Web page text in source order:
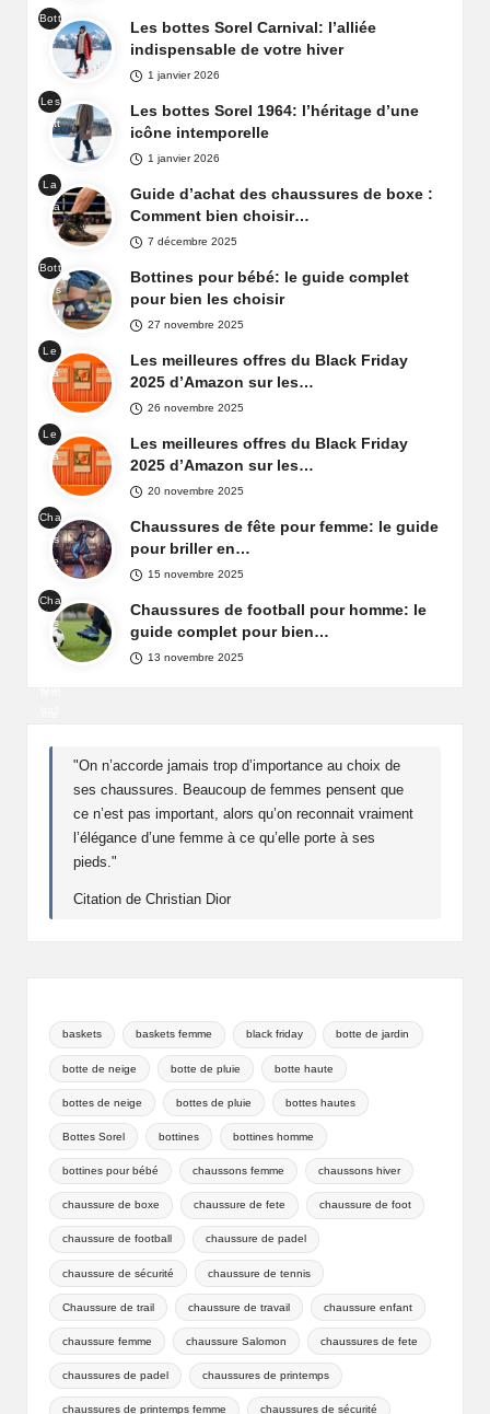
fem
me
ge
Sor
t
Bott
es
de
ge
Sor
niva
Les bottes Sorel Carnival: l’alliée
indispensable de votre hiver
1 janvier 2026
Les
bott
el
196
Les bottes Sorel 1964: l’héritage d’une
icône intemporelle
1 janvier 2026
La
cha
uss
de
box
Guide d’achat des chaussures de boxe :
Comment bien choisir…
7 décembre 2025
Bott
ines
pou
béb
é
Bottines pour bébé: le guide complet
pour bien les choisir
27 novembre 2025
Le
Bla
ck
ay
d'A
maz
Fra
nce
Les meilleures offres du Black Friday
2025 d’Amazon sur les…
26 novembre 2025
Le
Bla
ck
ay
d'A
maz
Fra
nce
Les meilleures offres du Black Friday
2025 d’Amazon sur les…
20 novembre 2025
Cha
uss
ure
de
fête
pou
Chaussures de fête pour femme: le guide
pour briller en…
15 novembre 2025
Cha
uss
ure
Chaussures de football pour homme: le
guide complet pour bien…
13 novembre 2025
"On n’accorde jamais trop d’importance au choix de
ses chaussures. Beaucoup de femmes pensent que
ce n’est pas important, alors qu’on reconnait vraiment
l’élégance d’une femme à ce qu’elle porte à ses
pieds."
Citation de Christian Dior
baskets baskets femme black friday botte de jardin
botte de neige botte de pluie botte haute
bottes de neige bottes de pluie bottes hautes
Bottes Sorel bottines bottines homme
bottines pour bébé chaussons femme chaussons hiver
chaussure de boxe chaussure de fete chaussure de foot
chaussure de football chaussure de padel
chaussure de sécurité chaussure de tennis
Chaussure de trail chaussure de travail chaussure enfant
chaussure femme chaussure Salomon chaussures de fete
chaussures de padel chaussures de printemps
chaussures de printemps femme chaussures de sécurité